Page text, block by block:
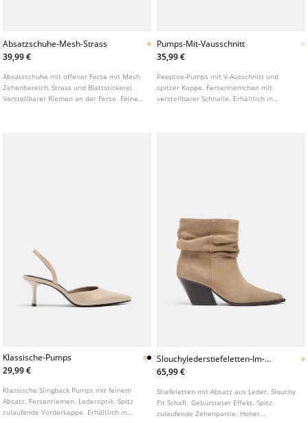
Absatzschuhe-Mesh-Strass
39,99 €
Absatzschuhe mit offener Ferse mit Mesh
Zehenbereich, Strass und Blattstickerei.
Verstellbarer Riemen an der Ferse. Feiner
Pumps-Mit-Vausschnitt
35,99 €
Peeptoe-Pumps mit V-Ausschnitt und
spitzer Kappe. Fersenriemchen mit
verstellbarer Schnalle. Erhältlich in
Klassische-Pumps
29,99 €
Klassische Slingback Pumps mit feinem
Absatz. Fersenriemen. Lederoptik. Spitz
zulaufende Vorderkappe. Erhältlich in
Slouchylederstiefeletten-Im-
Cowboystil
65,99 €
Stiefeletten mit Absatz aus Leder. Slouchy
Fit Schaft. Gebürsteter Effekt. Spitz
zulaufende Zehenpartie. Hoher